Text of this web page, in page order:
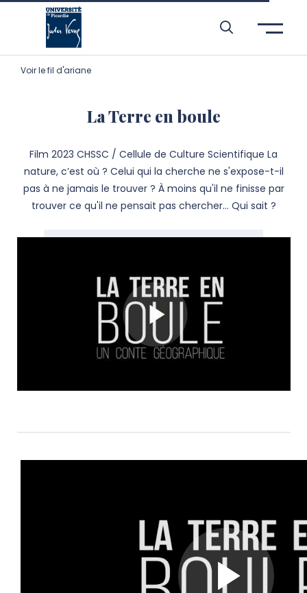
Aller à l’entête de page
Aller au menu principale
Aller au contenu principal
Aller à la recherche
Passer aux cookies
Aller au pied de page
Voir le fil d'ariane
La Terre en boule
Film 2023 CHSSC / Cellule de Culture Scientifique La
nature, c’est où ? Celui qui la cherche ne s'expose-t-il
pas à ne jamais le trouver ? À moins qu'il ne finisse par
trouver ce qu'il ne pensait pas chercher… Qui sait ?